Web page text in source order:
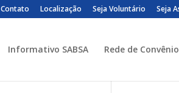
Contato Localização Seja Voluntário Seja
Informativo SABSA Rede de